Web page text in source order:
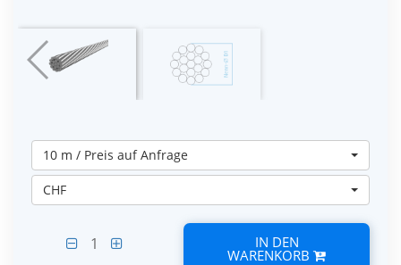
10 m / Preis auf Anfrage
CHF
1 IN DEN
WARENKORB